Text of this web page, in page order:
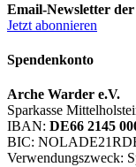
Email-Newsletter
Jetzt abonnieren
Spendenkonto
Arche Warder e.V.
Sparkasse
IBAN: DE66 2145
BIC:
Verwendungszweck: